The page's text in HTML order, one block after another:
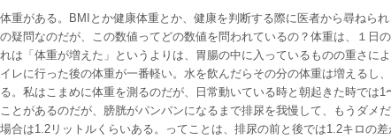
重がある。BMIとか健康体重とか、健康を判断する際に医者から尋ねら
疑問なのだが、この数値ってどの数値を問われているの？体重は、１日
は「体重が増えた」というよりは、胃腸の中に入っているものの重さに
レに行った後の体重が一番軽い。水を飲んだらその分の体重は増えるし
。私はこまめに体重を測るのだが、日常動いている時と朝起きた時では1
とがあるのだが、膀胱がパンパンになるまで排尿を我慢して、もうダメ
合は1.2リットルくらいある。ってことは、排尿の前と後では1.2キロの